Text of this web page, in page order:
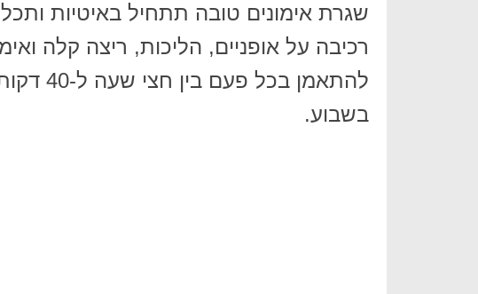
שגרת אימונים טובה תתחיל באיטיות
רכיבה על אופניים, הליכות, ריצה קלה
להתאמן
בשבוע.